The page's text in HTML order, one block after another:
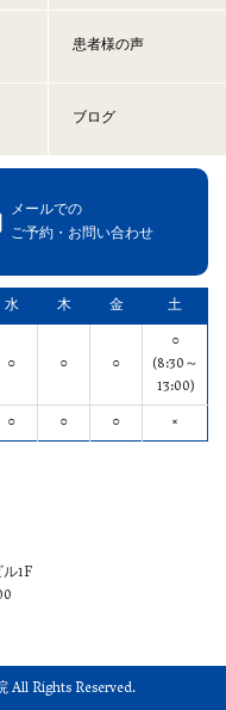
患者様の声
ブログ
メールでの
ご予約・お問い合わせ
水 木 金 土
○ ○ ○
○
(8:30～
13:00)
○ ○ ○ ×
1F
All Rights Reserved.